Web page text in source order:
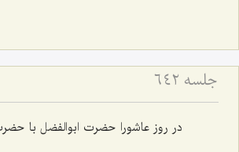
جلسه ۶۴۲
در روز عاشورا حضرت ابوالفضل با